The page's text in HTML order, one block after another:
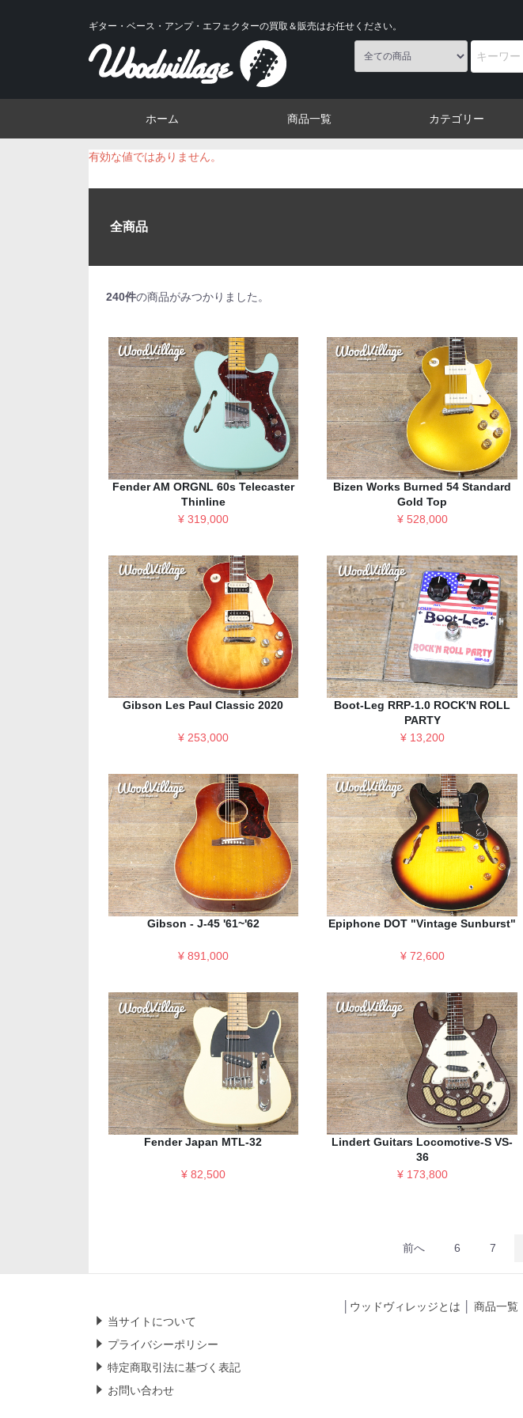
ギター・ベース・アンプ・エフェクターの買取＆販売はお任せください。
ホーム 商品一覧 カテゴリー
有効な値ではありません。
全商品
240件の商品がみつかりました。
Fender AM ORGNL 60s Telecaster
Thinline
¥ 319,000
Bizen Works Burned 54 Standard
Gold Top
¥ 528,000
Gibson Les Paul Classic 2020
¥ 253,000
Boot-Leg RRP-1.0 ROCK'N ROLL
PARTY
¥ 13,200
Gibson - J-45 '61~'62
¥ 891,000
Epiphone DOT "Vintage Sunburst"
¥ 72,600
Fender Japan MTL-32
¥ 82,500
Lindert Guitars Locomotive-S VS-
36
¥ 173,800
前へ 6 7
ウッドヴィレッジとは 商品一覧│
当サイトについて
プライバシーポリシー
特定商取引法に基づく表記
お問い合わせ